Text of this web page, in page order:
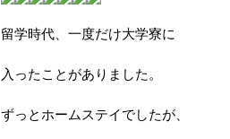
留学時代、一度だけ大学寮に
入ったことがありました。
ずっとホームステイでしたが、